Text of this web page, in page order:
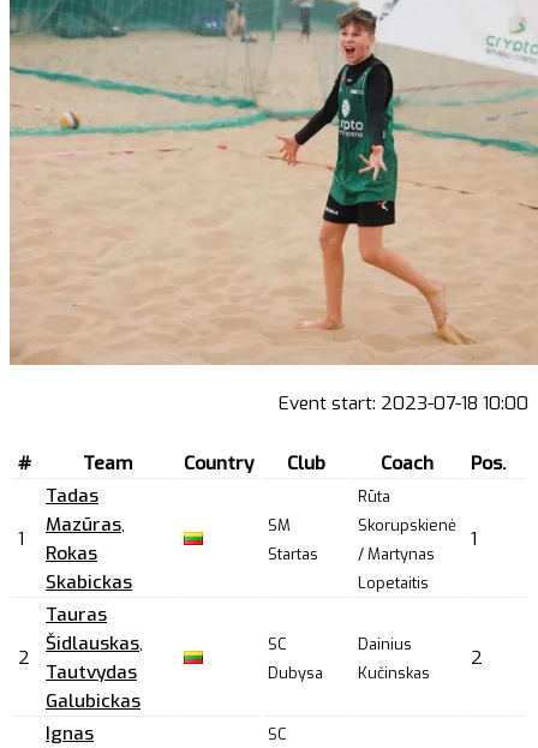
Event start: 2023-07-18 10:00
# Team Country Club Coach Pos.
1
Tadas
Mazūras,
Rokas
Skabickas
SM
Startas
Rūta
Skorupskienė
/ Martynas
Lopetaitis
1
2
Tauras
Šidlauskas,
Tautvydas
Galubickas
SC
Dubysa
Dainius
Kučinskas
2
Ignas
SC